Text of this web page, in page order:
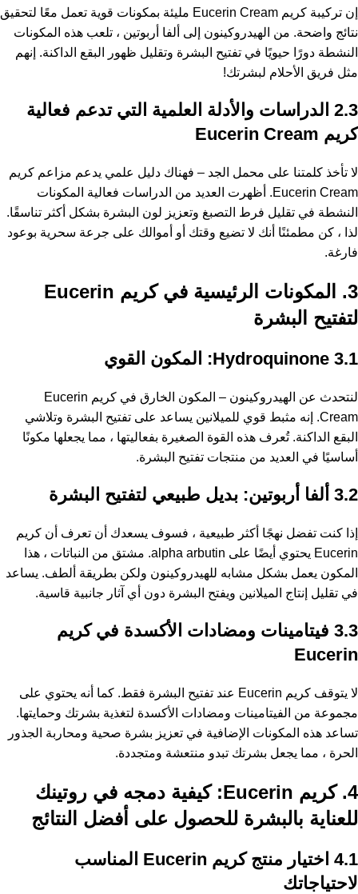
إن تركيبة كريم Eucerin Cream مليئة بمكونات قوية تعمل معًا لتحقيق
نتائج واضحة. من الهيدروكينون إلى ألفا أربوتين ، تلعب هذه المكونات
النشطة دورًا حيويًا في تفتيح البشرة وتقليل ظهور البقع الداكنة. إنهم
مثل فريق الأحلام لبشرتك!
2.3 الدراسات والأدلة العلمية التي تدعم فعالية
كريم Eucerin Cream
لا تأخذ كلمتنا على محمل الجد – فهناك دليل علمي يدعم مزاعم كريم
Eucerin Cream. أظهرت العديد من الدراسات فعالية المكونات
النشطة في تقليل فرط التصبغ وتعزيز لون البشرة بشكل أكثر تناسقًا.
لذا ، كن مطمئنًا أنك لا تضيع وقتك أو أموالك على جرعة سحرية بوعود
فارغة.
3. المكونات الرئيسية في كريم Eucerin
لتفتيح البشرة
3.1 Hydroquinone: المكون القوي
لنتحدث عن الهيدروكينون – المكون الخارق في كريم Eucerin
Cream. إنه مثبط قوي للميلانين يساعد على تفتيح البشرة وتلاشي
البقع الداكنة. تُعرف هذه القوة الصغيرة بفعاليتها ، مما يجعلها مكونًا
أساسيًا في العديد من منتجات تفتيح البشرة.
3.2 ألفا أربوتين: بديل طبيعي لتفتيح البشرة
إذا كنت تفضل نهجًا أكثر طبيعية ، فسوف يسعدك أن تعرف أن كريم
Eucerin يحتوي أيضًا على alpha arbutin. مشتق من النباتات ، هذا
المكون يعمل بشكل مشابه للهيدروكينون ولكن بطريقة ألطف. يساعد
في تقليل إنتاج الميلانين ويفتح البشرة دون أي آثار جانبية قاسية.
3.3 فيتامينات ومضادات الأكسدة في كريم
Eucerin
لا يتوقف كريم Eucerin عند تفتيح البشرة فقط. كما أنه يحتوي على
مجموعة من الفيتامينات ومضادات الأكسدة لتغذية بشرتك وحمايتها.
تساعد هذه المكونات الإضافية في تعزيز بشرة صحية ومحاربة الجذور
الحرة ، مما يجعل بشرتك تبدو منتعشة ومتجددة.
4. كريم Eucerin: كيفية دمجه في روتينك
للعناية بالبشرة للحصول على أفضل النتائج
4.1 اختيار منتج كريم Eucerin المناسب
لاحتياجاتك